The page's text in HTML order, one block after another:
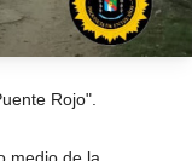
Rojo".
medio de la